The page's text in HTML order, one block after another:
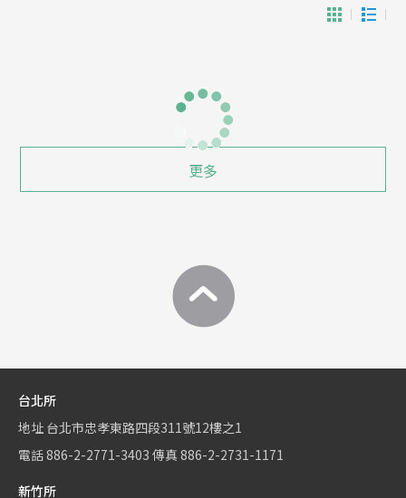
更多
台北所
地址 台北市忠孝東路四段311號12樓之1
電話886-2-2771-3403 傳真 886-2-2731-1171
新竹所